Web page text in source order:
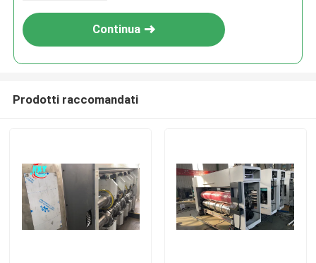
Continua
Prodotti raccomandati